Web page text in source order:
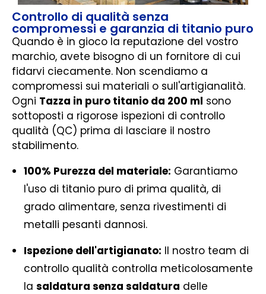
Controllo di qualità senza
compromessi e garanzia di titanio puro
Quando è in gioco la reputazione del vostro
marchio, avete bisogno di un fornitore di cui
fidarvi ciecamente. Non scendiamo a
compromessi sui materiali o sull'artigianalità.
Ogni Tazza in puro titanio da 200 ml sono
sottoposti a rigorose ispezioni di controllo
qualità (QC) prima di lasciare il nostro
stabilimento.
100% Purezza del materiale: Garantiamo
l'uso di titanio puro di prima qualità, di
grado alimentare, senza rivestimenti di
metalli pesanti dannosi.
Ispezione dell'artigianato: Il nostro team di
controllo qualità controlla meticolosamente
la saldatura senza saldatura delle